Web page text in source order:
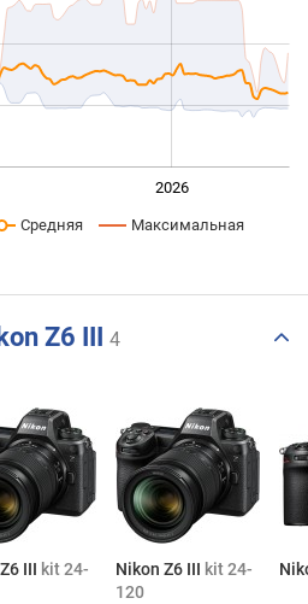
2026
Средняя Максимальная
Z6 III 4
III kit 24-
Nikon Z6 III kit 24-
120